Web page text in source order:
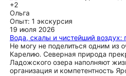
+2
Ольга
Опыт: 1 экскурсия
19 июля 2026
Вода, скалы и чистейший
Не могу не поделиться одним из
Карелию. Северная природа
Ладожского озера наполняют
организация и компетентность